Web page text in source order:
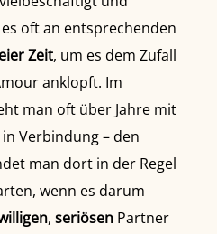
oft an entsprechenden
Zeit, um es dem Zufall
anklopft. Im
man oft über Jahre mit
Verbindung – den
man dort in der Regel
wenn es darum
, seriösenPartner